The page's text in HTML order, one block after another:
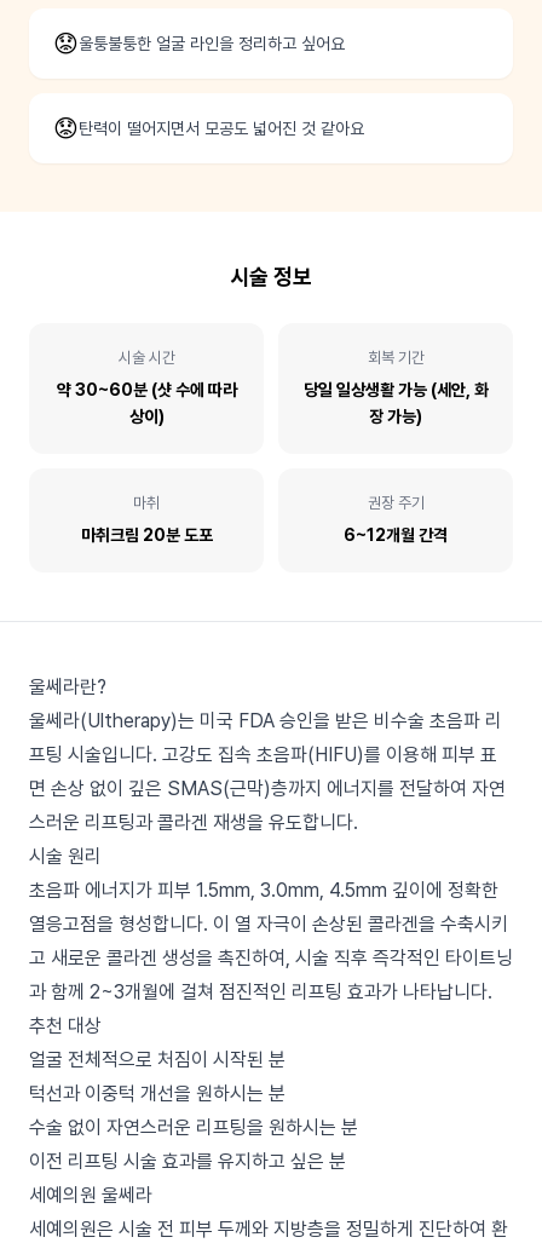
😟울퉁불퉁한 얼굴 라인을 정리하고 싶어요
😟탄력이 떨어지면서 모공도 넓어진 것 같아요
시술 정보
시술 시간
약 30~60분 (샷 수에 따라
상이)
회복 기간
당일 일상생활 가능 (세안, 화
장 가능)
마취
마취크림 20분 도포
권장 주기
6~12개월 간격
울쎄라란?
울쎄라(Ultherapy)는 미국 FDA 승인을 받은 비수술 초음파 리
프팅 시술입니다. 고강도 집속 초음파(HIFU)를 이용해 피부 표
면 손상 없이 깊은 SMAS(근막)층까지 에너지를 전달하여 자연
스러운 리프팅과 콜라겐 재생을 유도합니다.
시술 원리
초음파 에너지가 피부 1.5mm, 3.0mm, 4.5mm 깊이에 정확한
열응고점을 형성합니다. 이 열 자극이 손상된 콜라겐을 수축시키
고 새로운 콜라겐 생성을 촉진하여, 시술 직후 즉각적인 타이트닝
과 함께 2~3개월에 걸쳐 점진적인 리프팅 효과가 나타납니다.
추천 대상
얼굴 전체적으로 처짐이 시작된 분
턱선과 이중턱 개선을 원하시는 분
수술 없이 자연스러운 리프팅을 원하시는 분
이전 리프팅 시술 효과를 유지하고 싶은 분
세예의원 울쎄라
세예의원은 시술 전 피부 두께와 지방층을 정밀하게 진단하여 환